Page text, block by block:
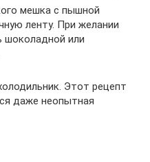
мешка с пышной
ленту. При желании
шоколадной или
Этот рецепт
даже неопытная